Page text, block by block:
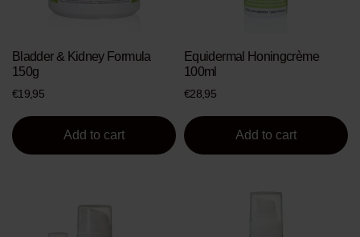
Bladder & Kidney Formula
150g
€19,95
Add to cart
Equidermal Honingcrème
100ml
€28,95
Add to cart